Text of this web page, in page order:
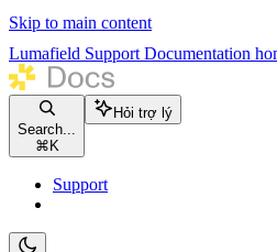
Skip to main content
Lumafield Support Documentation
Search...
⌘ K
Hỏi trợ lý
Support